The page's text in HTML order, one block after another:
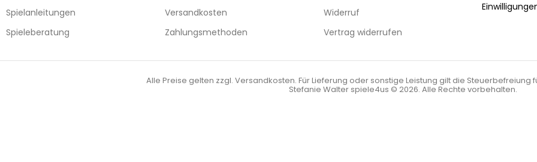
Spielanleitungen
Spieleberatung
Versandkosten
Zahlungsmethoden
Widerruf
Vertrag widerrufen
Alle Preise gelten zzgl. Versandkosten. Für Lieferung oder sonstige Leistung gilt die Steuerbefreiung
Stefanie Walter spiele4us © 2026. Alle Rechte vorbehalten.